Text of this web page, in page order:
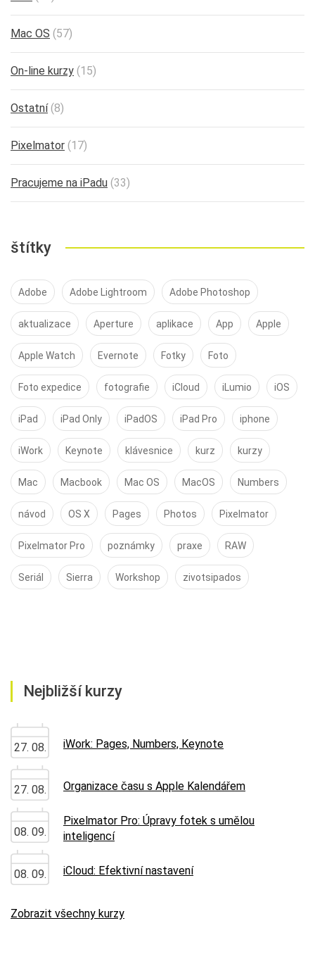
Mac OS (57)
On-line kurzy (15)
Ostatní(8)
Pixelmator (17)
Pracujeme na iPadu (33)
štítky
Adobe Adobe Lightroom Adobe Photoshop
aktualizace Aperture aplikace App Apple
Apple Watch Evernote Fotky Foto
Foto expedice fotografie iCloud iLumio iOS
iPad iPad Only iPadOS iPad Pro iphone
iWork Keynote klávesnice kurz kurzy
Mac Macbook Mac OS MacOS Numbers
návod OS X Pages Photos Pixelmator
Pixelmator Pro poznámky praxe RAW
Seriál Sierra Workshop zivotsipados
Nejbližší kurzy
27. 08. iWork: Pages, Numbers, Keynote
27. 08. Organizace času s Apple Kalendářem
08. 09.
Pixelmator Pro: Úpravy fotek s umělou
inteligencí
08. 09. iCloud: Efektivní nastavení
Zobrazit všechny kurzy